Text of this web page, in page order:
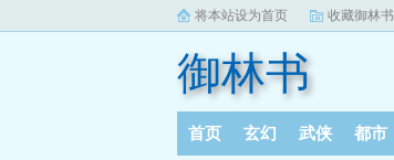
将本站设为首页 收藏御林书
御林书
首页 玄幻 武侠 都市